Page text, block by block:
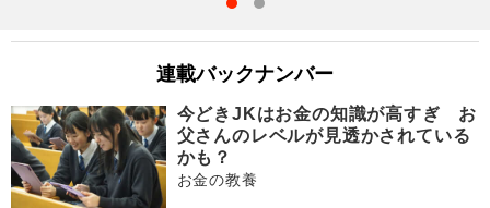
連載バックナンバー
今どきJKはお金の知識が高すぎ お
父さんのレベルが見透かされている
かも？
お金の教養